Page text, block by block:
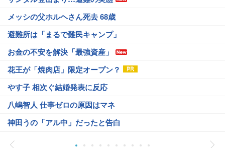
メッシの父ホルヘさん死去 68歳
避難所は「まるで難民キャンプ」
お金の不安を解決「最強資産」
花王が「焼肉店」限定オープン？
やす子 相次ぐ結婚発表に反応
八嶋智人 仕事ゼロの原因はマネ
神田うの「アル中」だったと告白